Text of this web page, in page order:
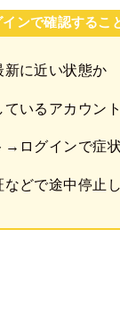
ンで確認するこ
新に近い状態か
ているアカウン
→ログインで症
などで途中停止